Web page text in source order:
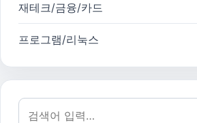
재테크/금융/카드
프로그램/리눅스
검색어: